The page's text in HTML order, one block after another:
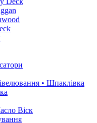
• Шпаклівка
Віск